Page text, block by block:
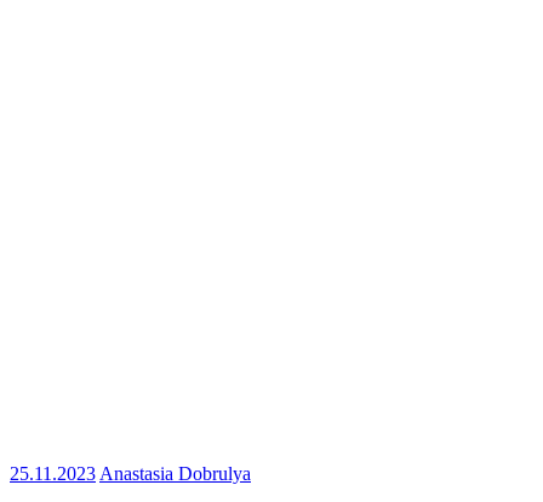
25.11.2023 Anastasia Dobrulya